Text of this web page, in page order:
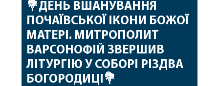
💐ДЕНЬ ВШАНУВАННЯ
ПОЧАЇВСЬКОЇ ІКОНИ БОЖОЇ
МАТЕРІ. МИТРОПОЛИТ
ВАРСОНОФІЙ ЗВЕРШИВ
ЛІТУРГІЮ У СОБОРІ РІЗДВА
БОГОРОДИЦІ💐